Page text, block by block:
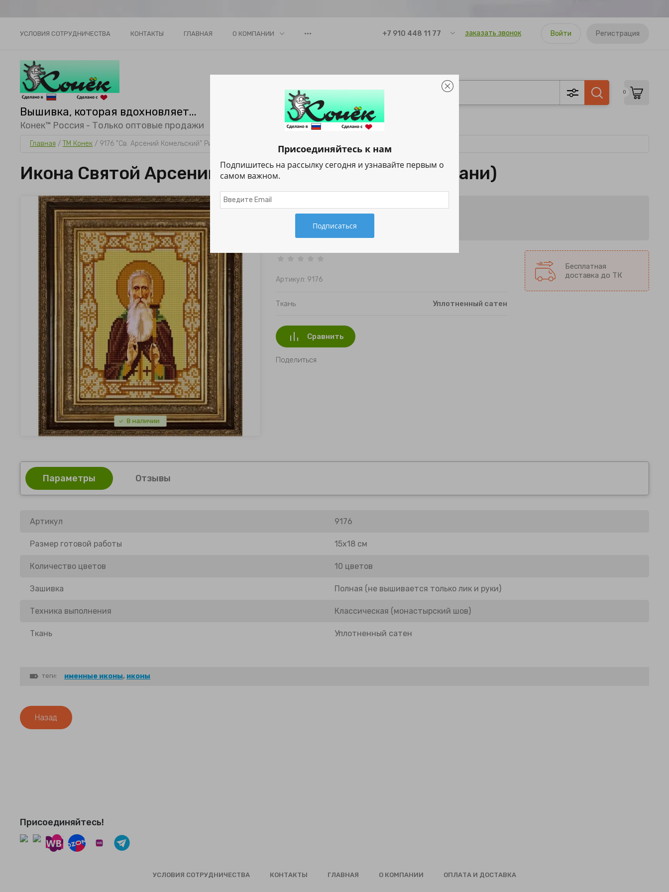
УСЛОВИЯ СОТРУДНИЧЕСТВА КОНТАКТЫ ГЛАВНАЯ О КОМПАНИИ ••• +7 910 448 11 77 заказать звонок Войти Регистрация
Вышивка, которая вдохновляет...
Конек™ Россия - Только оптовые продажи
Каталог 0
Главная / ТМ Конек / 9176 "Св. Арсений Комельский" Рисунок на ткани
Икона Святой Арсений Комельский (рисунок на ткани)
В наличии
Артикул: 9176
Ткань Уплотненный сатен
Сравнить
Поделиться
Бесплатная
доставка до ТК
Параметры Отзывы
Артикул 9176
Размер готовой работы 15х18 см
Количество цветов 10 цветов
Зашивка Полная (не вышивается только лик и руки)
Техника выполнения Классическая (монастырский шов)
Ткань Уплотненный сатен
теги: именные иконы, иконы
Назад
Присоединяйтесь!
УСЛОВИЯ СОТРУДНИЧЕСТВА КОНТАКТЫ ГЛАВНАЯ О КОМПАНИИ ОПЛАТА И ДОСТАВКА
Присоединяйтесь к нам
Подпишитесь на рассылку сегодня и узнавайте первым о
самом важном.